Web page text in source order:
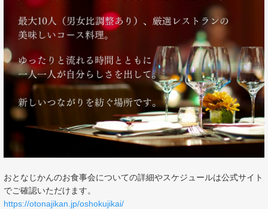
おとなじかんのお食事会についての詳細やスケジュールは公式サイト
でご確認いただけます。
https://otonajikan.jp/oshokujikai/